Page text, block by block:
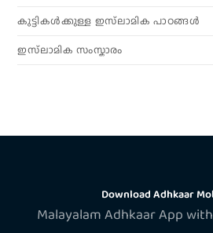
കുട്ടികൾക്കുള്ള ഇസ്‌ലാമിക പാഠങ്ങൾ
ഇസ്‌ലാമിക സംസ്കാരം
Download Adhkaar
Malayalam Adhkaar App